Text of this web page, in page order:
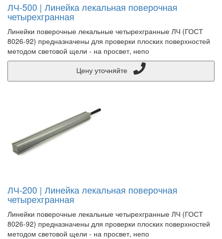
ЛЧ-500 | Линейка лекальная поверочная
четырехгранная
Линейки поверочные лекальные четырехгранные ЛЧ (ГОСТ
8026-92) предназначены для проверки плоских поверхностей
методом световой щели - на просвет, непо
ЛЧ-200 | Линейка лекальная поверочная
четырехгранная
Линейки поверочные лекальные четырехгранные ЛЧ (ГОСТ
8026-92) предназначены для проверки плоских поверхностей
методом световой щели - на просвет, непо